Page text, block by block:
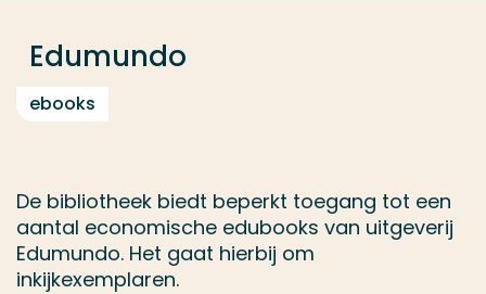
Edumundo
ebooks
De bibliotheek biedt beperkt toegang tot een
aantal economische edubooks van uitgeverij
Edumundo. Het gaat hierbij om
inkijkexemplaren.
Opleiding
Contact